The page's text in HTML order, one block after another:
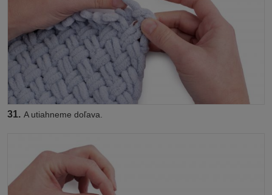
31. A utiahneme doľava.